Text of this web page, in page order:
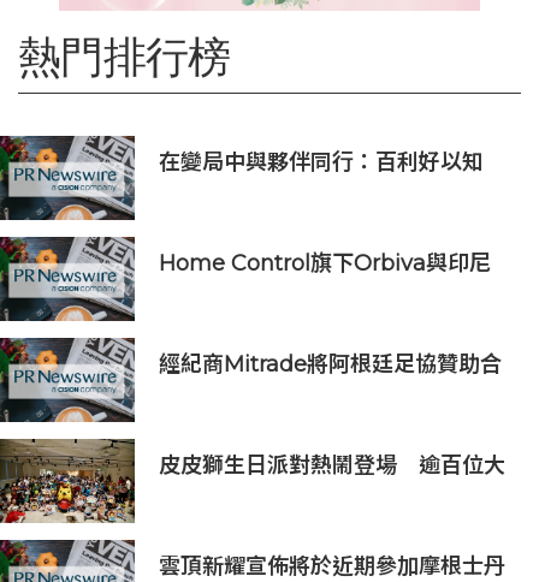
熱門排行榜
在變局中與夥伴同行：百利好以知
Home Control旗下Orbiva與印尼
康生態
經紀商Mitrade將阿根廷足協贊助合
皮皮獅生日派對熱鬧登場 逾百位大
雲頂新耀宣佈將於近期參加摩根士丹